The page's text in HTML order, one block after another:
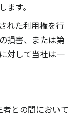
す。
れた利用権を行
損害、または第
対して当社は一
との間において